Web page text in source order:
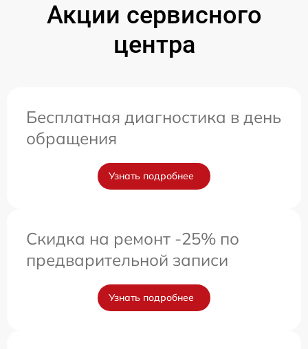
Акции сервисного
центра
Бесплатная диагностика в день
обращения
Узнать подробнее
Скидка на ремонт -25% по
предварительной записи
Узнать подробнее